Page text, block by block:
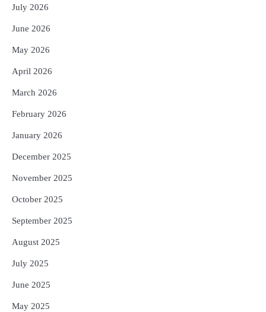
July 2026
June 2026
May 2026
April 2026
March 2026
February 2026
January 2026
December 2025
November 2025
October 2025
September 2025
August 2025
July 2025
June 2025
May 2025